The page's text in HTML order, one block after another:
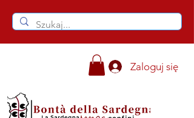
Zaloguj się